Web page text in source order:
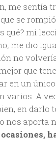
me sentía
se
qué? mi
me dio
no
que
en un
varios. A
en darlo
nos aporta